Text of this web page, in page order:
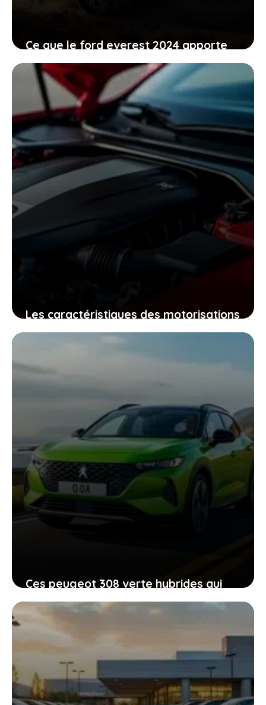
Ce que le ford everest 2024 apporte
de nouveau pour vous faciliter la vie
au volant
13 mars 2026
Les caractéristiques des motorisations
Renault 21 Sedan : ce qui rend ce
8 février 2026
Ces peugeot 308 verte hybrides qui
allient économie et plaisir de conduite